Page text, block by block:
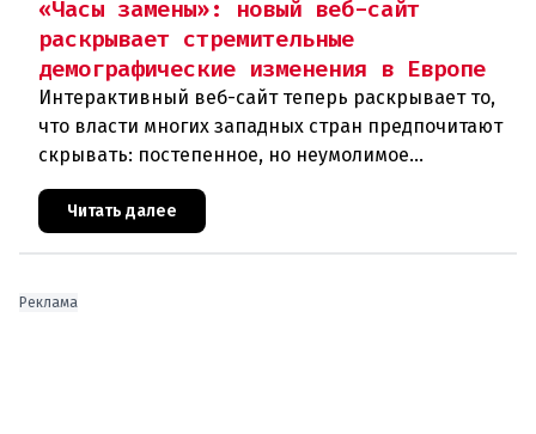
«Часы замены»: новый веб-сайт
раскрывает стремительные
демографические изменения в Европе
Интерактивный веб-сайт теперь раскрывает то,
что власти многих западных стран предпочитают
скрывать: постепенное, но неумолимое
сокращение численности населения
европейского происхождения. «Часы замен
Читать далее
Реклама